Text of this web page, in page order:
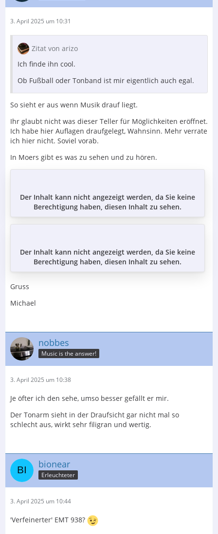
3. April 2025 um 10:31
Zitat von arizo
Ich finde ihn cool.
Ob Fußball oder Tonband ist mir eigentlich auch egal.
So sieht er aus wenn Musik drauf liegt.
Ihr glaubt nicht was dieser Teller für Möglichkeiten eröffnet.
Ich habe hier Auflagen draufgelegt, Wahnsinn. Mehr verrate
ich hier nicht. Soviel vorab.
In Moers gibt es was zu sehen und zu hören.
Der Inhalt kann nicht angezeigt werden, da Sie keine
Berechtigung haben, diesen Inhalt zu sehen.
Der Inhalt kann nicht angezeigt werden, da Sie keine
Berechtigung haben, diesen Inhalt zu sehen.
Gruss
Michael
nobbes
Music is the answer!
3. April 2025 um 10:38
Je öfter ich den sehe, umso besser gefällt er mir.
Der Tonarm sieht in der Draufsicht gar nicht mal so
schlecht aus, wirkt sehr filigran und wertig.
bionear
Erleuchteter
3. April 2025 um 10:44
'Verfeinerter' EMT 938?